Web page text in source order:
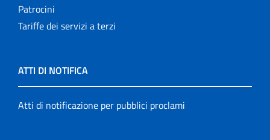
Patrocini
Tariffe dei servizi a terzi
ATTI DI NOTIFICA
Atti di notificazione per pubblici proclami